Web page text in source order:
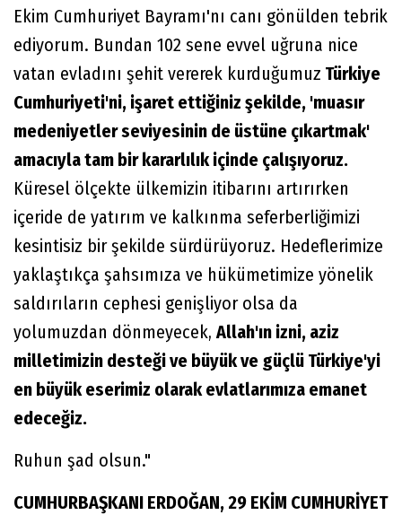
Ekim Cumhuriyet Bayramı'nı canı gönülden tebrik
ediyorum. Bundan 102 sene evvel uğruna nice
vatan evladını şehit vererek kurduğumuz Türkiye
Cumhuriyeti'ni, işaret ettiğiniz şekilde, 'muasır
medeniyetler seviyesinin de üstüne çıkartmak'
amacıyla tam bir kararlılık içinde çalışıyoruz.
Küresel ölçekte ülkemizin itibarını artırırken
içeride de yatırım ve kalkınma seferberliğimizi
kesintisiz bir şekilde sürdürüyoruz. Hedeflerimize
yaklaştıkça şahsımıza ve hükümetimize yönelik
saldırıların cephesi genişliyor olsa da
yolumuzdan dönmeyecek, Allah'ın izni, aziz
milletimizin desteği ve büyük ve güçlü Türkiye'yi
en büyük eserimiz olarak evlatlarımıza emanet
edeceğiz.
Ruhun şad olsun."
CUMHURBAŞKANI ERDOĞAN, 29 EKİM CUMHURİYET